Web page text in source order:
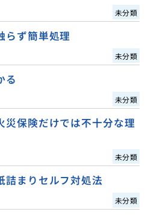
未分類
らず簡単処理
未分類
る
未分類
災保険だけでは不十分な理
未分類
詰まりセルフ対処法
未分類